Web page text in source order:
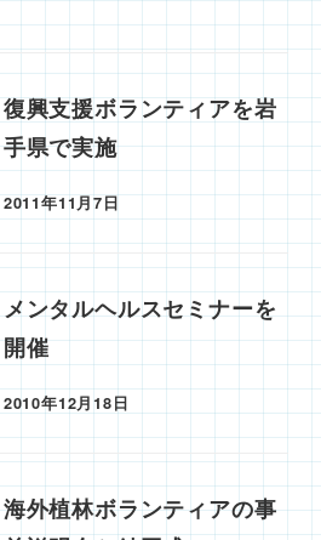
復興支援ボランティアを岩
手県で実施
投稿日
2011年11月7日
メンタルヘルスセミナーを
開催
投稿日
2010年12月18日
海外植林ボランティアの事